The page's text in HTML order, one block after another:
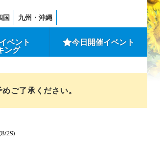
国 九州・沖縄
ベント
ング
今日開催イベント
ご了承ください。
29)